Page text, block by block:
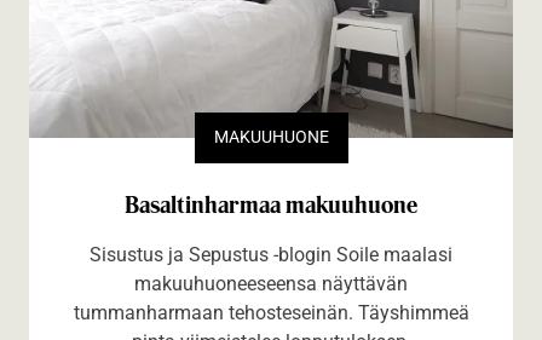
Basaltinharmaa makuuhuone
MAKUUHUONE
Sisustus ja Sepustus -blogin Soile maalasi
makuuhuoneeseensa näyttävän
tummanharmaan tehosteseinän. Täyshimmeä